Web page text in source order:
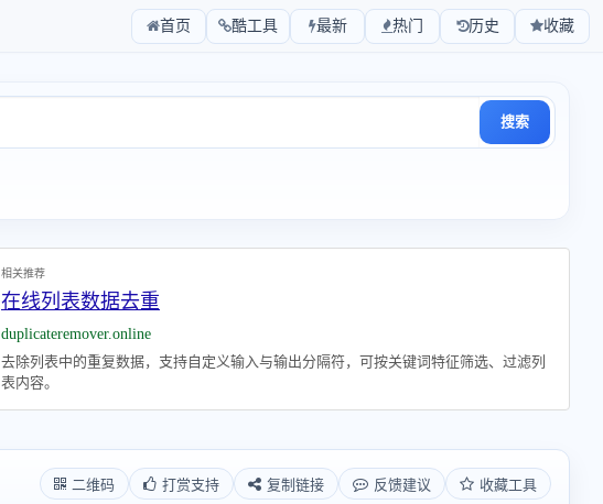
首页 酷工具 最新 热门 历史 收藏
搜索
相关推荐
在线列表数据去重
duplicateremover.online
去除列表中的重复数据，支持自定义输入与输出分隔符，可按关键词特征筛选、过滤列
表内容。
二维码 打赏支持 复制链接 反馈建议 收藏工具